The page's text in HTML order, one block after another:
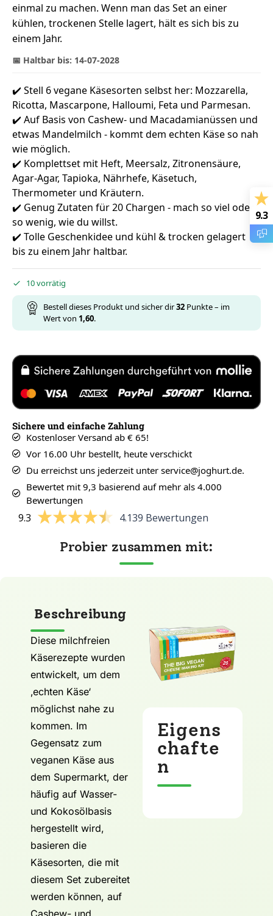
einmal zu machen. Wenn man das Set an einer
kühlen, trockenen Stelle lagert, hält es sich bis zu
einem Jahr.
📅 Haltbar bis: 14-07-2028
✔️ Stell 6 vegane Käsesorten selbst her: Mozzarella,
Ricotta, Mascarpone, Halloumi, Feta und Parmesan.
✔️ Auf Basis von Cashew- und Macadamianüssen und
etwas Mandelmilch - kommt dem echten Käse so nah
wie möglich.
✔️ Komplettset mit Heft, Meersalz, Zitronensäure,
Agar-Agar, Tapioka, Nährhefe, Käsetuch,
Thermometer und Kräutern.
✔️ Genug Zutaten für 20 Chargen - mach so viel oder
so wenig, wie du willst.
✔️ Tolle Geschenkidee und kühl & trocken gelagert
bis zu einem Jahr haltbar.
10 vorrätig
Bestell dieses Produkt und sicher dir32 Punkte – im
Wert von 1,60.
Sichere und einfache Zahlung
Kostenloser Versand ab € 65!
Vor 16.00 Uhr bestellt, heute verschickt
Du erreichst uns jederzeit unter service@joghurt.de.
Bewertet mit 9,3 basierend auf mehr als 4.000
Bewertungen
9.3 4.139 Bewertungen
Probier zusammen mit:
Beschreibung
Diese milchfreien
Käserezepte wurden
entwickelt, um dem
‚echten Käse‘
möglichst nahe zu
kommen. Im
Gegensatz zum
veganen Käse aus
dem Supermarkt, der
häufig auf Wasser-
und Kokosölbasis
hergestellt wird,
basieren die
Käsesorten, die mit
diesem Set zubereitet
werden können, auf
Eigens
chafte
n
9.3